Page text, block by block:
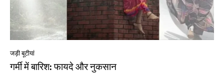
जड़ी बूटीयां
गर्मी में बारिश: फायदे और नुकसान